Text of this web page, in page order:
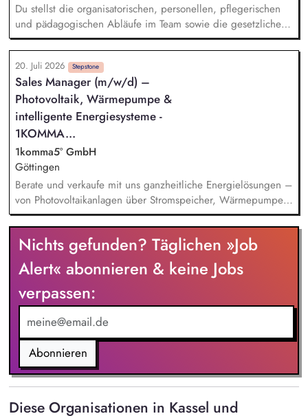
Du stellst die organisatorischen, personellen, pflegerischen
und pädagogischen Abläufe im Team sowie die gesetzlichen
Vorgaben sicher und übst die Dienst- und Fachaufsicht aus.
Gemeinsam mit dem Team stellst Du sicher, dass die
Klienten/innen auf Grundlage Teilhabeplanung und unserer
Leitsätze bedarfsgerecht und individuell unterstützt, begleitet
und gefördert werden. Zu Deinen Aufgaben gehört die
Zusammenarbeit mit Teamleitungen anderer Wohnstätten,
Angehörigen, Kostenträgern und Kooperationspartnern. Auf
Basis Deiner fundierten Erfahrung entwickelst Du das
pädagogische Konzept der Wohnstätte weiter, setzt es um,
sorgst für effiziente Prozesse in der Ablauforganisation,
sicherst die Qualität und Dokumentation.
20. Juli 2026 Stepstone
Sales Manager (m/w/d) –
Photovoltaik, Wärmepumpe &
intelligente Energiesysteme -
1KOMMA...
1komma5° GmbH
Göttingen
Berate und verkaufe mit uns ganzheitliche Energielösungen –
von Photovoltaikanlagen über Stromspeicher, Wärmepumpen
und Wallboxen bis hin zu unserem intelligenten
Energiemanagementsystem „Heartbeat
Nichts gefunden? Täglichen »Job
Alert« abonnieren & keine Jobs
verpassen:
Abonnieren
Diese Organisationen in Kassel und